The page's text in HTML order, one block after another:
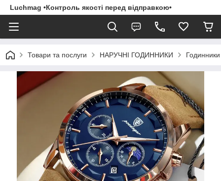
Luchmag •Контроль якості перед відправкою•
Товари та послуги НАРУЧНІ ГОДИННИКИ